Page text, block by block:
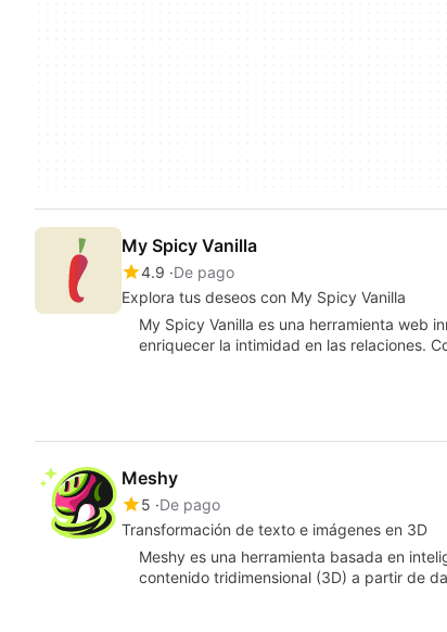
My Spicy Vanilla
4.9 De pago
Explora tus deseos con My Spicy Vanilla
My Spicy Vanilla es una herramienta web
enriquecer la intimidad en las relaciones.
Meshy
5 De pago
Transformación de texto e imágenes en 3D
Meshy es una herramienta basada en
contenido tridimensional (3D) a partir de